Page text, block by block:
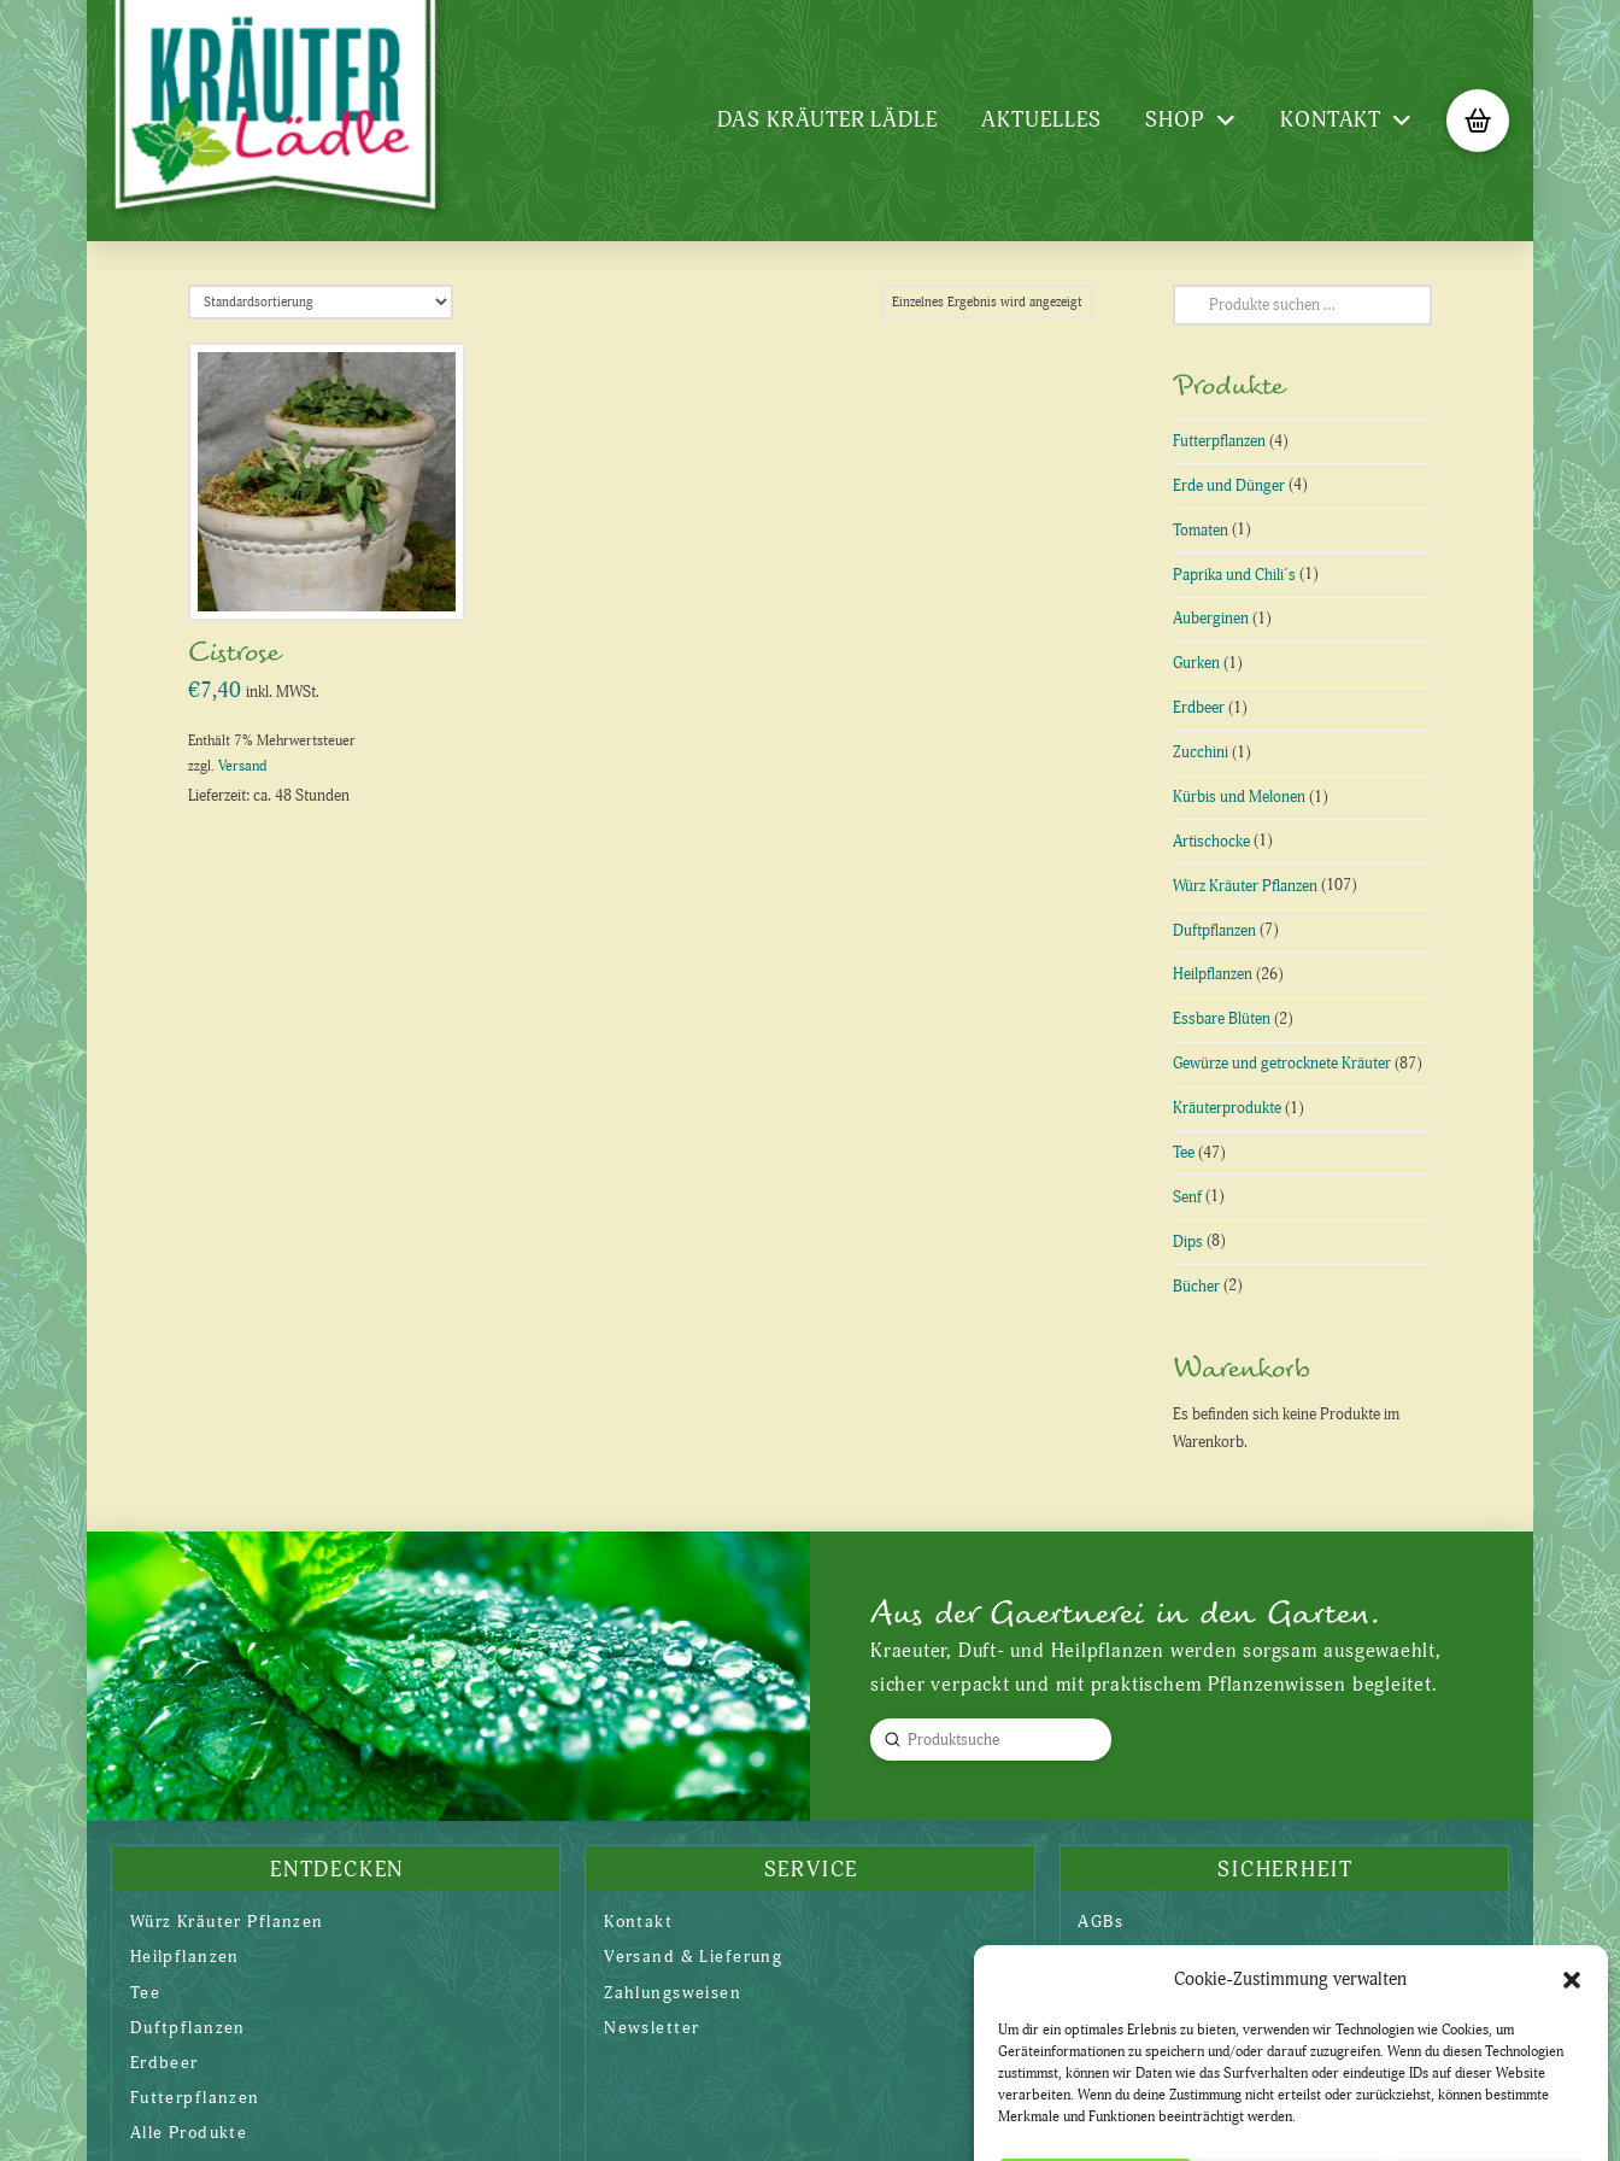
Cookie-Zustimmung verwalten
Um dir ein optimales Erlebnis zu bieten, verwenden wir Technologien wie Cookies, um
Geräteinformationen zu speichern und/oder darauf zuzugreifen. Wenn du diesen Technologien
zustimmst, können wir Daten wie das Surfverhalten oder eindeutige IDs auf dieser Website
verarbeiten. Wenn du deine Zustimmung nicht erteilst oder zurückziehst, können bestimmte
Merkmale und Funktionen beeinträchtigt werden.
DAS KRÄUTER LÄDLE AKTUELLES SHOP KONTAKT
Einzelnes Ergebnis wird angezeigt
Cistrose
€7,40 inkl. MWSt.
Enthält 7% Mehrwertsteuer
zzgl. Versand
Lieferzeit: ca. 48 Stunden
Suchen
nach:
Produkte
Futterpflanzen (4)
Erde und Dünger (4)
Tomaten (1)
Paprika und Chili´s (1)
Auberginen (1)
Gurken (1)
Erdbeer (1)
Zucchini (1)
Kürbis und Melonen (1)
Artischocke (1)
Würz Kräuter Pflanzen (107)
Duftpflanzen (7)
Heilpflanzen (26)
Essbare Blüten (2)
Gewürze und getrocknete Kräuter (87)
Kräuterprodukte (1)
Tee (47)
Senf(1)
Dips (8)
Bücher (2)
Warenkorb
Es befinden sich keine Produkte im
Warenkorb.
Aus der Gaertnerei in den Garten.
Kraeuter, Duft- und Heilpflanzen werden sorgsam ausgewaehlt,
sicher verpackt und mit praktischem Pflanzenwissen begleitet.
Search
Submit
ENTDECKEN
Würz Kräuter Pflanzen
Heilpflanzen
Tee
Duftpflanzen
Erdbeer
Futterpflanzen
Alle Produkte
SERVICE
Kontakt
Versand & Lieferung
Zahlungsweisen
Newsletter
SICHERHEIT
AGBs
Impressum